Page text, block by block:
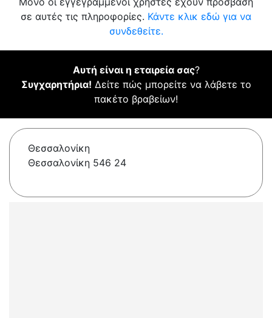
σε αυτές τις πληροφορίες. Κάντε κλικ εδώ για να
συνδεθείτε.
Αυτή είναι η εταιρεία σας?
Συγχαρητήρια! Δείτε πώς μπορείτε να λάβετε το
πακέτο βραβείων!
Θεσσαλονίκη
Θεσσαλονίκη 546 24